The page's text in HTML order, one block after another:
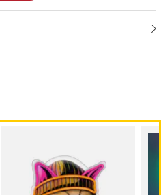
justeres efter dine
til forskellige lejligheder.
lysende neonramme er dette
tilbehør. Det er et perfekt